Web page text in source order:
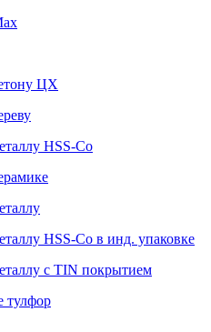
ЦХ
HSS-Co
HSS-Co в инд. упаковке
с TIN покрытием
тулфор